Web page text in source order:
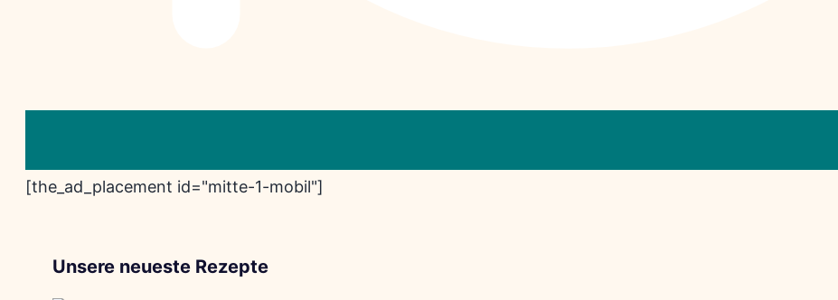
[the_ad_placement id="mitte-1-mobil"]
Unsere neueste Rezepte